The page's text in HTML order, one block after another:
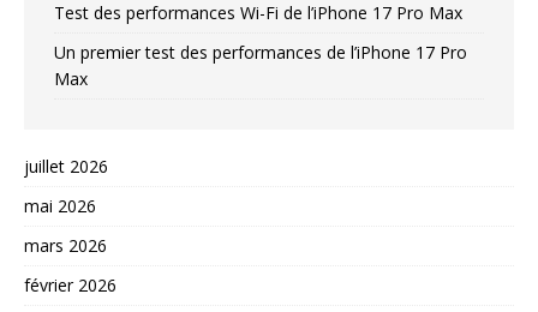
Test des performances Wi-Fi de l’iPhone 17 Pro Max
Un premier test des performances de l’iPhone 17 Pro
Max
juillet 2026
mai 2026
mars 2026
février 2026